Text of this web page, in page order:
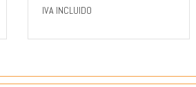
IVA INCLUIDO